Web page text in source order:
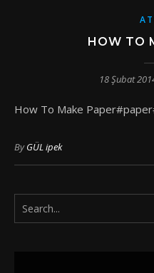
HOW TO
18 Şubat
How To Make
ByGÜL ipek